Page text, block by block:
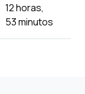
12 horas,
53 minutos